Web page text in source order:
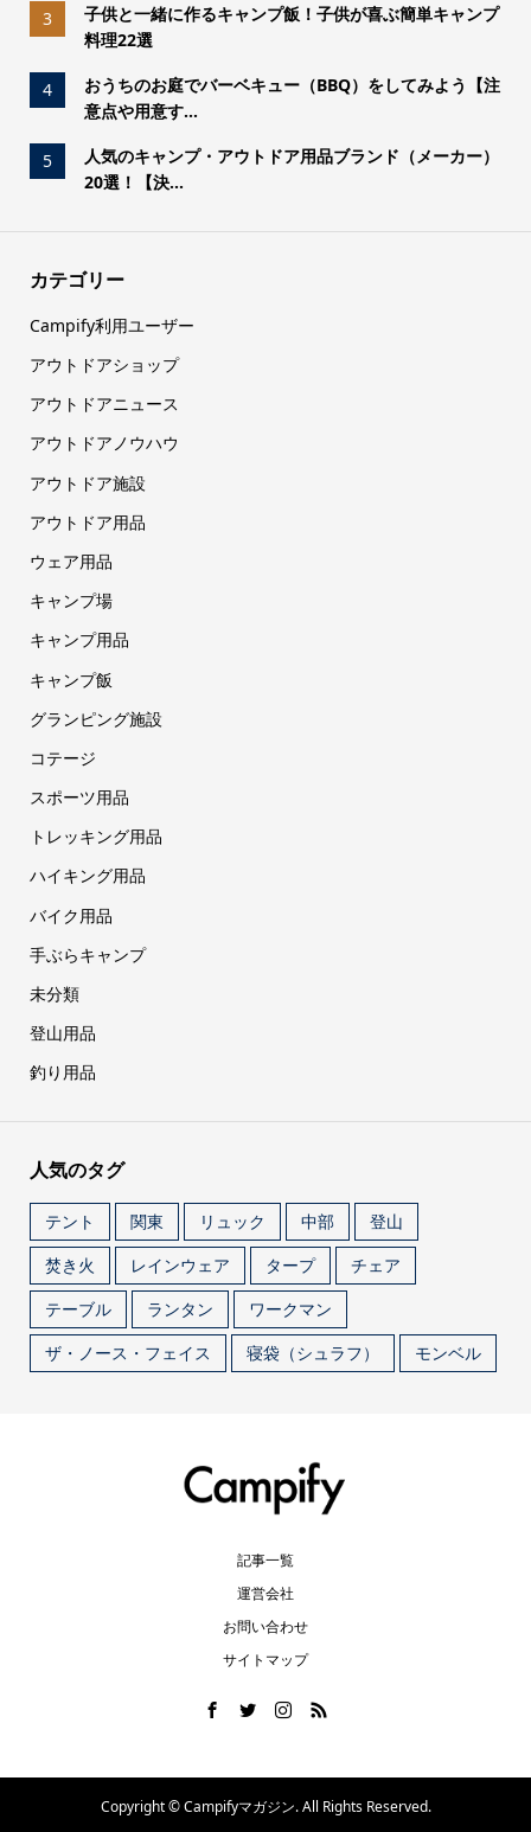
3
子供と一緒に作るキャンプ飯！子供が喜ぶ簡単キャンプ
料理22選
4
おうちのお庭でバーベキュー（BBQ）をしてみよう【注
意点や用意す...
5
人気のキャンプ・アウトドア用品ブランド（メーカー）
20選！【決...
カテゴリー
Campify利用ユーザー
アウトドアショップ
アウトドアニュース
アウトドアノウハウ
アウトドア施設
アウトドア用品
ウェア用品
キャンプ場
キャンプ用品
キャンプ飯
グランピング施設
コテージ
スポーツ用品
トレッキング用品
ハイキング用品
バイク用品
手ぶらキャンプ
未分類
登山用品
釣り用品
人気のタグ
テント 関東 リュック 中部
登山
焚き火
レインウェア タープ
チェア
テーブル
ランタン
ワークマン
ザ・ノース・フェイス
寝袋（シュラフ） モンベル
記事一覧
運営会社
お問い合わせ
サイトマップ
Copyright ©Campifyマガジン. All Rights Reserved.